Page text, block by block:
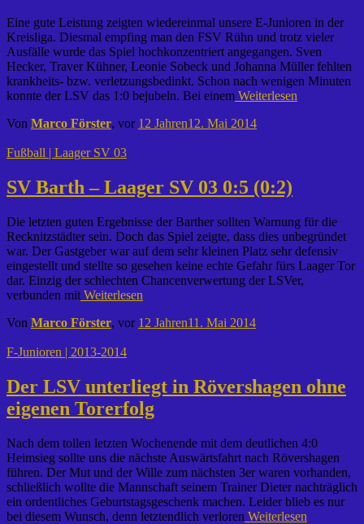
Eine gute Leistung zeigten wiedereinmal unsere E-Junioren in der
Kreisliga. Diesmal empfing man den FSV Rühn und trotz vieler
Ausfälle wurde das Spiel hochkonzentriert angegangen. Sven
Hecker, Traver Kühner, Leonie Sobeck und Johanna Müller fehlten
krankheits- bzw. verletzungsbedinkt. Schon nach wenigen Minuten
konnte der LSV das 1:0 bejubeln. Bei einem Weiterlesen
Von Marco Förster, vor 12 Jahren12. Mai 2014
Fußball | Laager SV 03
SV Barth – Laager SV 03 0:5 (0:2)
Die letzten guten Ergebnisse der Barther sollten Warnung für die
Recknitzstädter sein. Doch das Spiel zeigte, dass dies unbegründet
war. Der Gastgeber war auf dem sehr kleinen Platz sehr defensiv
eingestellt und stellte so gesehen keine echte Gefahr fürs Laager Tor
dar. Einzig der schlechten Chancenverwertung der LSVer,
verbunden mit Weiterlesen
Von Marco Förster, vor 12 Jahren11. Mai 2014
F-Junioren | 2013-2014
Der LSV unterliegt in Rövershagen ohne
eigenen Torerfolg
Nach dem tollen letzten Wochenende mit dem deutlichen 4:0
Heimsieg sollte uns die nächste Auswärtsfahrt nach Rövershagen
führen. Der Mut und der Wille zum nächsten 3er waren vorhanden,
schließlich wollte die Mannschaft seinem Trainer Dieter nachträglich
ein ordentliches Geburtstagsgeschenk machen. Leider blieb es nur
bei diesem Wunsch, denn letztendlich verloren Weiterlesen